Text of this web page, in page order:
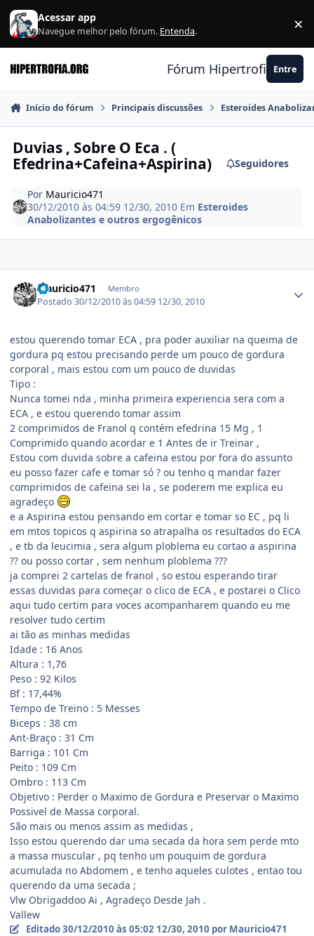
Ir para conteúdo
Acessar app
Navegue melhor pelo fórum. Entenda. ×
Fórum Hipertrofia.org
Entre
Início do fórum Principais discussões Esteroides
Duvias , Sobre O Eca . (
Efedrina+Cafeina+Aspirina)
Seguidores
Por Mauricio471
30/12/2010 às 04:59 12/30, 2010 Em Esteroides
Anabolizantes e outros ergogênicos
Mauricio471 Membro
Postado30/12/2010 às 04:59 12/30, 2010
estou querendo tomar ECA , pra poder auxiliar na queima de
gordura pq estou precisando perde um pouco de gordura
corporal , mais estou com um pouco de duvidas
Tipo :
Nunca tomei nda , minha primeira experiencia sera com a
ECA , e estou querendo tomar assim
2 comprimidos de Franol q contém efedrina 15 Mg , 1
Comprimido quando acordar e 1 Antes de ir Treinar ,
Estou com duvida sobre a cafeina estou por fora do assunto
eu posso fazer cafe e tomar só ? ou tenho q mandar fazer
comprimidos de cafeina sei la , se poderem me explica eu
agradeço
e a Aspirina estou pensando em cortar e tomar so EC , pq li
em mtos topicos q aspirina so atrapalha os resultados do ECA
, e tb da leucimia , sera algum ploblema eu cortao a aspirina
?? ou posso cortar , sem nenhum ploblema ???
ja comprei 2 cartelas de franol , so estou esperando tirar
essas duvidas para começar o clico de ECA , e postarei o Clico
aqui tudo certim para voces acompanharem quando eu me
resolver tudo certim
ai tão as minhas medidas
Idade : 16 Anos
Altura : 1,76
Peso : 92 Kilos
Bf : 17,44%
Tempo de Treino : 5 Messes
Biceps : 38 cm
Ant-Braço : 31 Cm
Barriga : 101 Cm
Peito : 109 Cm
Ombro : 113 Cm
Objetivo : Perder o Maximo de Gordura e Preservar o Maximo
Possivel de Massa corporal.
São mais ou menos assim as medidas ,
Isso estou querendo dar uma secada da hora sem perde mto
a massa muscular , pq tenho um pouquim de gordura
acumulada no Abdomem , e tenho aqueles culotes , entao tou
querendo da uma secada ;
Vlw Obrigaddoo Ai , Agradeço Desde Jah .
Vallew
Editado30/12/2010 às 05:02 12/30, 2010 por Mauricio471